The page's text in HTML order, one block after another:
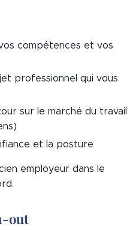
compétences et vos
professionnel qui vous
sur le marché du travail
et la posture
employeur dans le
out